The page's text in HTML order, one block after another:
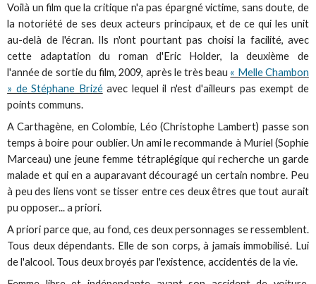
Voilà un film que la critique n'a pas épargné victime, sans doute, de
la notoriété de ses deux acteurs principaux, et de ce qui les unit
au-delà de l'écran. Ils n'ont pourtant pas choisi la facilité, avec
cette adaptation du roman d'Eric Holder, la deuxième de
l'année de sortie du film, 2009, après le très beau « Melle Chambon
» de Stéphane Brizéavec lequel il n'est d'ailleurs pas exempt de
points communs.
A Carthagène, en Colombie, Léo (Christophe Lambert) passe son
temps à boire pour oublier. Un ami le recommande à Muriel (Sophie
Marceau) une jeune femme tétraplégique qui recherche un garde
malade et qui en a auparavant découragé un certain nombre. Peu
à peu des liens vont se tisser entre ces deux êtres que tout aurait
pu opposer... a priori.
A priori parce que, au fond, ces deux personnages se ressemblent.
Tous deux dépendants. Elle de son corps, à jamais immobilisé. Lui
de l'alcool. Tous deux broyés par l'existence, accidentés de la vie.